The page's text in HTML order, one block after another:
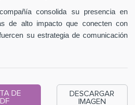
consolida su presencia en
de alto impacto que conecten con
su estrategia de comunicación
DE
DESCARGAR
IMAGEN